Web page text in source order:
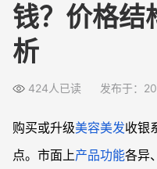
如何对比不同收银系统的
常见问题
是否有免费的美容美发收银
买断和云端付费模式哪个更
钱？价格结
析
424人已读 发布于：
购买或升级美容美发收银
点。市面上产品功能各异